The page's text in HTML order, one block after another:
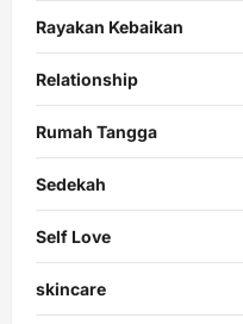
Rayakan Kebaikan
Relationship
Rumah Tangga
Sedekah
Self Love
skincare